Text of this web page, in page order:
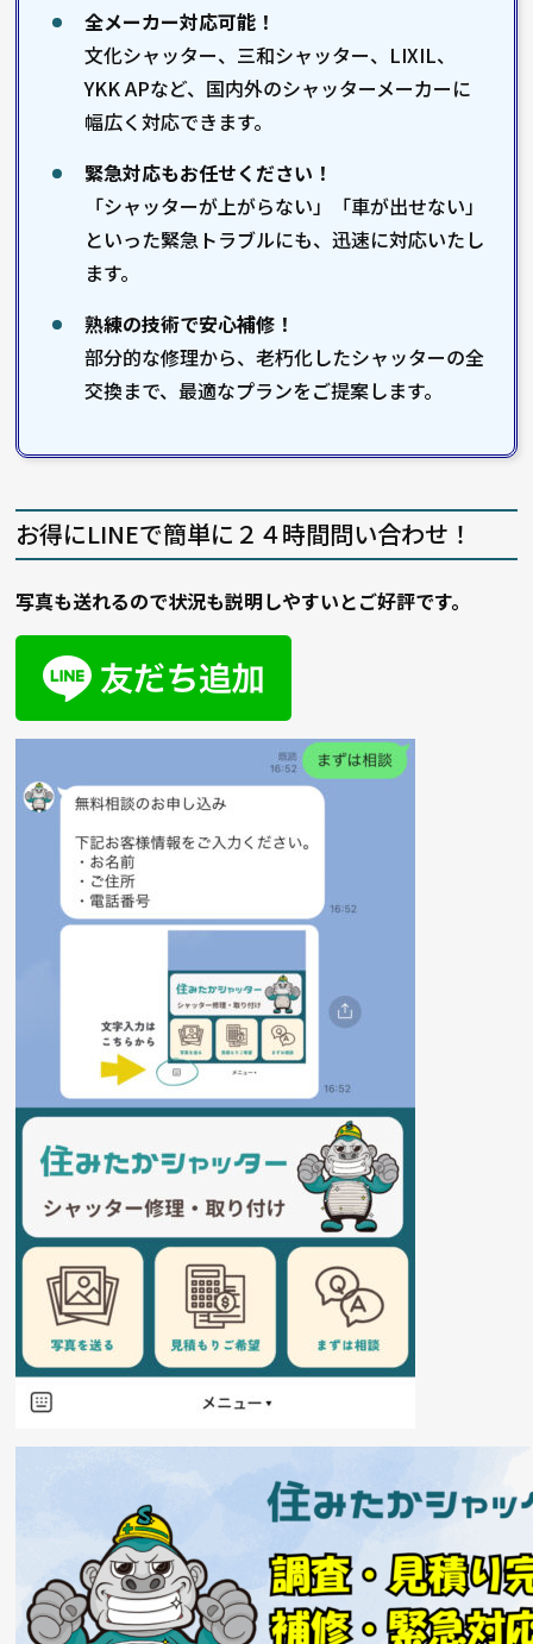
全メーカー対応可能！
文化シャッター、三和シャッター、LIXIL、
YKK APなど、国内外のシャッターメーカーに
幅広く対応できます。
緊急対応もお任せください！
「シャッターが上がらない」「車が出せない」
といった緊急トラブルにも、迅速に対応いたし
ます。
熟練の技術で安心補修！
部分的な修理から、老朽化したシャッターの全
交換まで、最適なプランをご提案します。
お得にLINEで簡単に２４時間問い合わせ！
写真も送れるので状況も説明しやすいとご好評です。